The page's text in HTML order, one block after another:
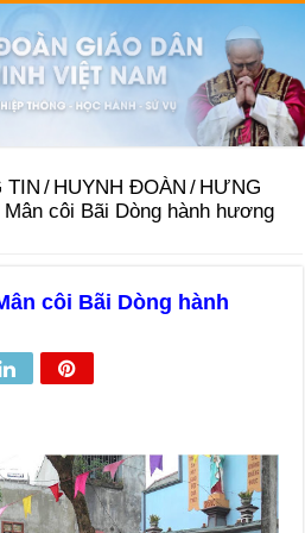
TIN / HUYNH ĐOÀN / HƯNG
côi Bãi Dòng hành hương
côi Bãi Dòng hành